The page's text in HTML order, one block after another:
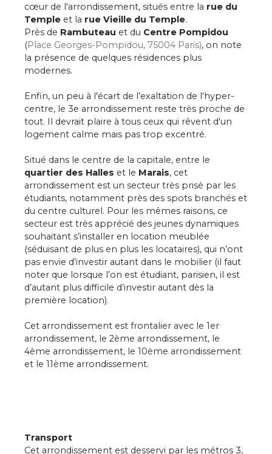
cœur de l'arrondissement, situés entre la rue du
Temple et la rue Vieille du Temple.
Près de Rambuteau et du Centre Pompidou
(Place Georges-Pompidou, 75004 Paris), on note
la présence de quelques résidences plus
modernes.
Enfin, un peu à l'écart de l’exaltation de l'hyper-
centre, le 3e arrondissement reste très proche de
tout. Il devrait plaire à tous ceux qui rêvent d'un
logement calme mais pas trop excentré.
Situé dans le centre de la capitale, entre le
quartier des Halles et le Marais, cet
arrondissement est un secteur très prisé par les
étudiants, notamment près des spots branchés et
du centre culturel. Pour les mêmes raisons, ce
secteur est très apprécié des jeunes dynamiques
souhaitant s’installer en location meublée
(séduisant de plus en plus les locataires), qui n’ont
pas envie d’investir autant dans le mobilier (il faut
noter que lorsque l’on est étudiant, parisien, il est
d’autant plus difficile d’investir autant dès la
première location).
Cet arrondissement est frontalier avec le 1er
arrondissement, le 2ème arrondissement, le
4ème arrondissement, le 10ème arrondissement
et le 11ème arrondissement.
Transport
Cet arrondissement est desservi par les métros 3,